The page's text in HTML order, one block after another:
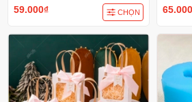
59.000₫ CHỌN